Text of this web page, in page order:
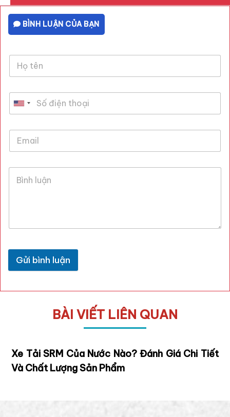
BÌNH LUẬN CỦA BẠN
Gửi bình luận
BÀI VIẾT LIÊN QUAN
Của Nước Nào? Đánh Giá Chi Tiết
Sản Phẩm
Đánh Giá